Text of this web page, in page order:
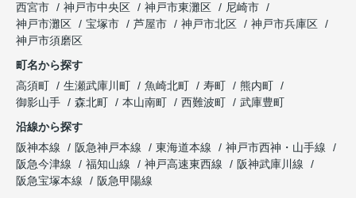
趣味を楽しむ時間が増えました。
これからの暮らしを前向きに考えられるようにな
り、住み替えを決断して本当に良かったと思ってい
ます。
と話され、このビルを大切に運営してくださること
になりました。
長年守ってきた資産を安心して引き継ぐことがで
き、家族全員が納得できる売却となりました。
「レ・ジェイド西宮北口」の査定だけでなく、新居
購入とのタイミングや資金計画についても丁寧に説
明してくださいました。
販売活動では、西宮北口駅へのアクセス、阪急西宮
ガーデンズ、教育施設、商業施設など、このエリア
した。
購入されたご家族は、
西宮市
神戸市中央区 神戸市東灘区
尼崎市
神戸市灘区
宝塚市 芦屋市 神戸市北区
神戸市兵庫区
神戸市須磨区
町名から探す
高須町
生瀬武庫川町 魚崎北町 寿町
熊内町
御影山手
森北町 本山南町 西難波町
武庫豊町
沿線から探す
阪神本線
阪急神戸本線 東海道本線
神戸市西神・山手線
阪急今津線
福知山線 神戸高速東西線
阪神武庫川線
阪急宝塚本線
阪急甲陽線